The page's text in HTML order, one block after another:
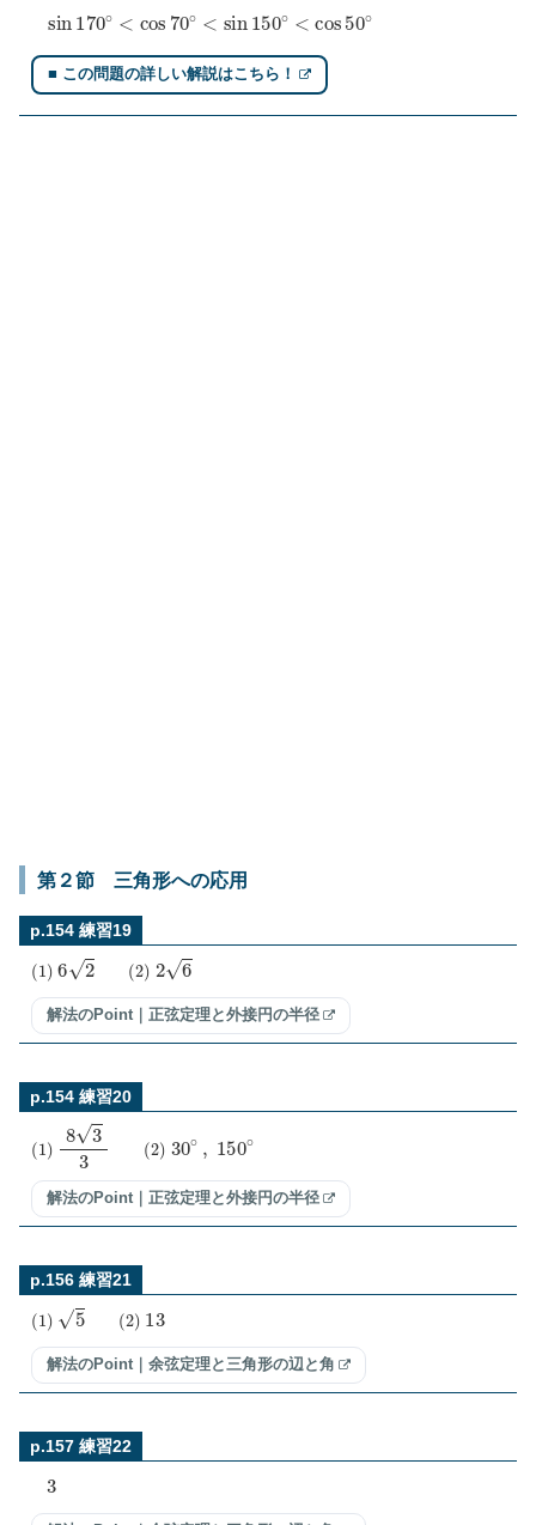
sin 170∘ 70∘ sin 150∘< 50∘
■ この問題の詳しい解説はこちら！
第２節 三角形への応用
p.154 練習19
( 1) 6 2 (2) 2 6
解法のPoint｜正弦定理と外接円の半径
p.154 練習20
( 1) 833 (2) 30∘ , 150
解法のPoint｜正弦定理と外接円の半径
p.156 練習21
( 1) 5 (2) 13
解法のPoint｜余弦定理と三角形の辺と角
p.157 練習22
3